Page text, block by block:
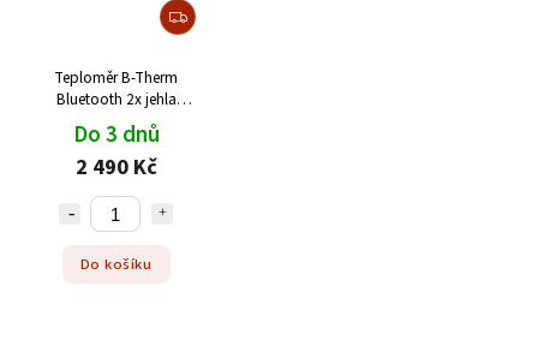
Teploměr B-Therm
Bluetooth 2x jehla
Borniak
Do 3 dnů
2 490 Kč
Do košíku